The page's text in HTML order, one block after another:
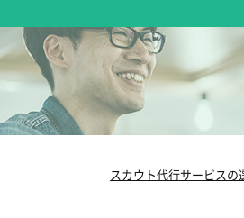
スカウト代行サービス